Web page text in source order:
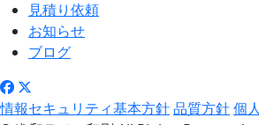
見積り依頼
お知らせ
ブログ
情報セキュリティ基本方針品質方針個